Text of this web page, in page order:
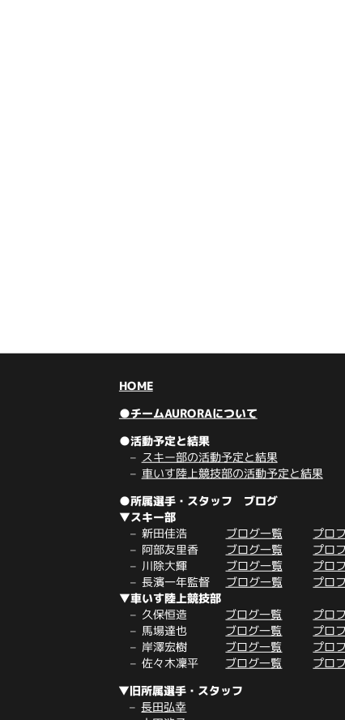
HOME
●チームAURORAについて
●活動予定と結果
スキー部の活動予定と結果
車いす陸上競技部の活動予定と結果
●所属選手・スタッフ ブログ
▼スキー部
新田佳浩 ブログ一覧 プロ
阿部友里香 ブログ一覧 プロ
川除大輝 ブログ一覧
プロ
長濱一年監督
ブログ一覧 プロ
▼車いす陸上競技部
久保恒造 ブログ一覧 プロ
馬場達也 ブログ一覧 プロ
岸澤宏樹 ブログ一覧 プロ
佐々木凜平 ブログ一覧 プロ
▼旧所属選手・スタッフ
長田弘幸